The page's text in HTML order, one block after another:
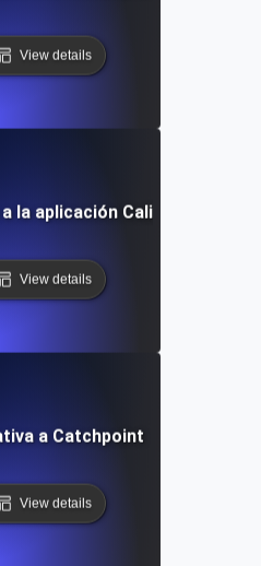
View details
la aplicación Calibre
View details
a Catchpoint
View details